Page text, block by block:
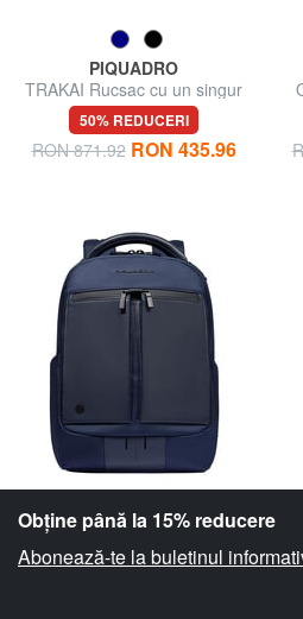
PIQUADRO
TRAKAI Rucsac cu un singur
umăr
50% REDUCERI
RON 871.92 RON 435.96
PIQUADRO
Obține până la 15% reducere
Abonează-te la buletinul